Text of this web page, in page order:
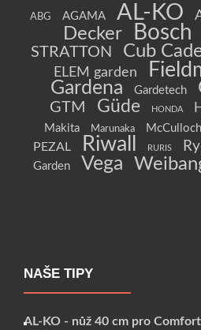
ABG AGAMA AL-KO
Decker
Bosch
STRATTON
Cub
ELEM garden
Gardena Gardetech
GTM Güde HONDA
Makita Marunaka McCulloch
PEZAL Riwall RURIS
Garden
Vega
NAŠE TIPY
AL-KO - nůž 40 cm pro